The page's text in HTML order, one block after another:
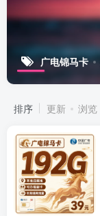
广电锦马卡
排序 更新 浏览